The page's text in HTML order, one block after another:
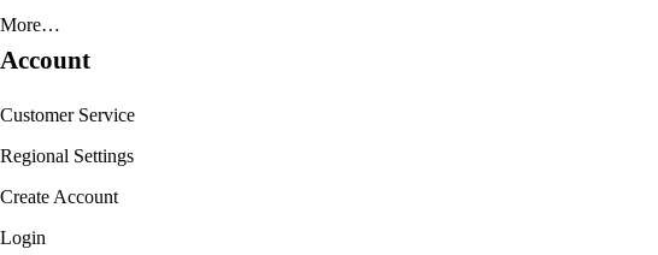
More…
Account
Customer Service
Regional Settings
Create Account
Login